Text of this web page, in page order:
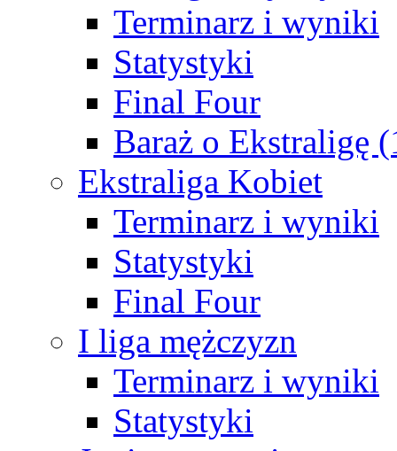
Terminarz i wyniki
Statystyki
Final Four
Baraż o Ekstraligę
Ekstraliga Kobiet
Terminarz i wyniki
Statystyki
Final Four
I liga mężczyzn
Terminarz i wyniki
Statystyki